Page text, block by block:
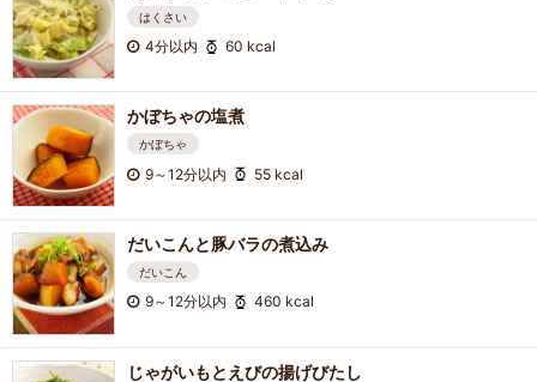
はくさい
4分以内 60 kcal
かぼちゃの塩煮
かぼちゃ
9～12分以内 55 kcal
だいこんと豚バラの煮込み
だいこん
9～12分以内 460 kcal
じゃがいもとえびの揚げびたし